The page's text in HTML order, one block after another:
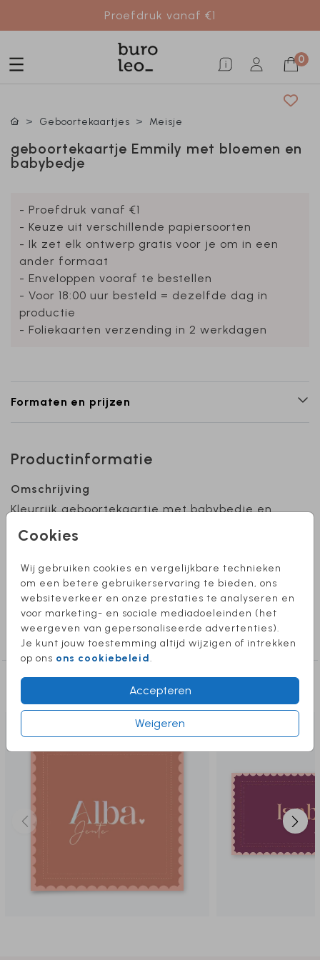
Proefdruk vanaf €1
0
Cookies
Wij gebruiken cookies en vergelijkbare technieken
om een betere gebruikerservaring te bieden, ons
websiteverkeer en onze prestaties te analyseren en
voor marketing- en sociale mediadoeleinden (het
weergeven van gepersonaliseerde advertenties).
Je kunt jouw toestemming altijd wijzigen of intrekken
op ons ons cookiebeleid.
Accepteren
Weigeren
Geboortekaartjes Meisje
geboortekaartje Emmily met bloemen en
babybedje
- Proefdruk vanaf €1
- Keuze uit verschillende papiersoorten
- Ik zet elk ontwerp gratis voor je om in een
ander formaat
- Enveloppen vooraf te bestellen
- Voor 18:00 uur besteld = dezelfde dag in
productie
- Foliekaarten verzending in 2 werkdagen
Formaten en prijzen
Productinformatie
Omschrijving
Kleurrijk geboortekaartje met babybedje en
bloemetjes. Bewerk de kaart naar eigen wens.
Heb je hulp nodig bij het ontwerpen of wil je de
kaart in een ander formaat? Stuur een
berichtje, we helpen je graag verder!
Toon meer
Collectie
Meisje
Deze producten vind je misschien ook
leuk